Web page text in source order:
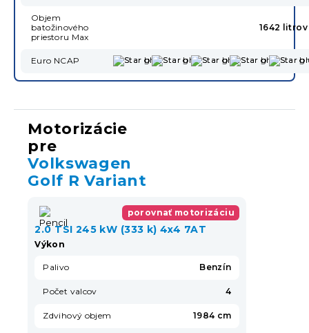
Objem
batožinového
priestoru Max
1642 litrov
Euro NCAP
Motorizácie
pre
Volkswagen
Golf R Variant
porovnať motorizáciu
2.0 TSI 245 kW (333 k) 4x4 7AT
Výkon
Palivo Benzín
Počet valcov 4
Zdvihový objem 1984 cm